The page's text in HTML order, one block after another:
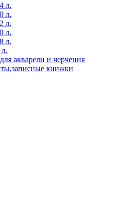
л.
л.
л.
л.
л.
акварели и черчения
книжки